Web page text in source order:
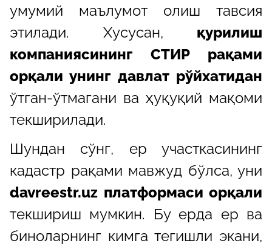
умумий маълумот олиш тавсия
этилади. Хусусан, қурилиш
компаниясининг СТИР рақами
орқали унинг давлат рўйхатидан
ўтган-ўтмагани ва ҳуқуқий мақоми
текширилади.
Шундан сўнг, ер участкасининг
кадастр рақами мавжуд бўлса, уни
davreestr.uz платформаси орқали
текшириш мумкин. Бу ерда ер ва
биноларнинг кимга тегишли экани,